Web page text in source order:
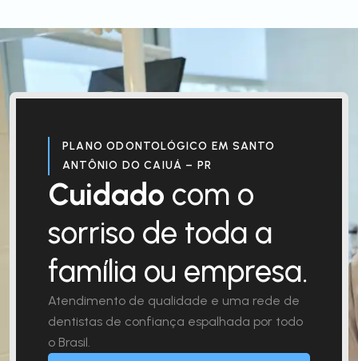
PLANO ODONTOLÓGICO EM SANTO
ANTÔNIO DO CAIUÁ – PR
Cuidado com o
sorriso de toda a
família ou empresa.
Atendimento de qualidade e uma rede de
dentistas de confiança espalhada por todo
o Brasil.